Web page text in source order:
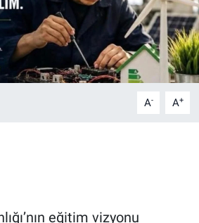
A- A+
eğitim vizyonu